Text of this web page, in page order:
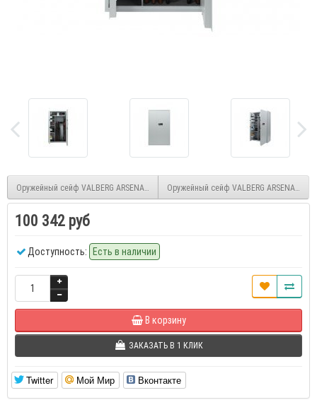
Оружейный сейф VALBERG ARSENAL 1470Т ELОружейный сейф VALBERG ARSENAL
100 342 руб
Доступность: Есть в наличии
В корзину
ЗАКАЗАТЬ В 1 КЛИК
Twitter Мой Мир Вконтакте